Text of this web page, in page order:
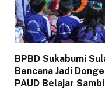
BPBD Sukabumi
Bencana Jadi
PAUD Belajar